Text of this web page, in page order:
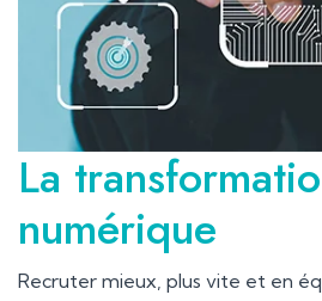
La
numérique
Recruter mieux, plus vite et en